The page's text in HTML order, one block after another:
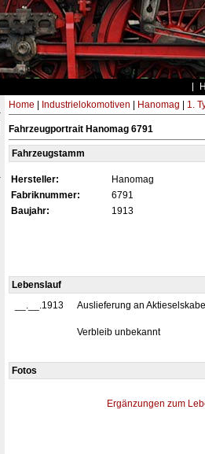
Home Industrielokomotiven Hanomag 1.
Fahrzeugportrait Hanomag 6791
Fahrzeugstamm
Hersteller:
Hanomag
Fabriknummer:
6791
Baujahr:
1913
Lebenslauf
__.__.1913
Auslieferung an
Verbleib unbekannt
Fotos
Ergänzungen zum